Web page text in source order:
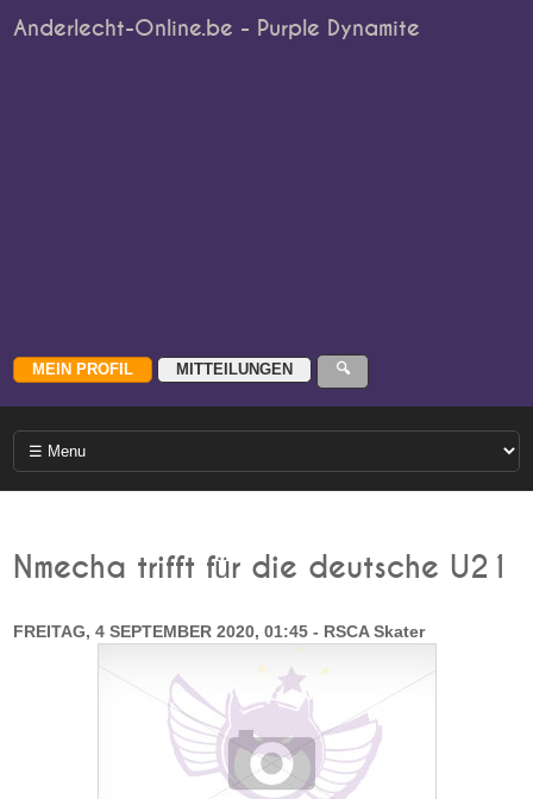
Anderlecht-Online.be - Purple Dynamite
Nmecha trifft für die deutsche U21
FREITAG, 4 SEPTEMBER 2020, 01:45 - RSCA Skater